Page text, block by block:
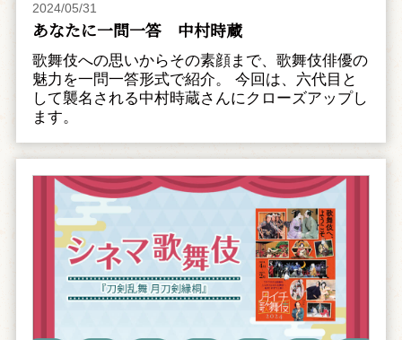
2024/05/31
あなたに一問一答 中村時蔵
歌舞伎への思いからその素顔まで、歌舞伎俳優の
魅力を一問一答形式で紹介。 今回は、六代目と
して襲名される中村時蔵さんにクローズアップし
ます。